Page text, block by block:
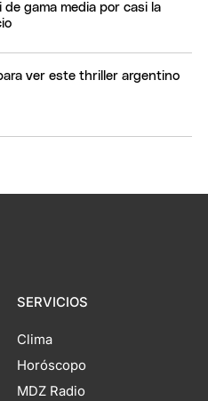
de gama media por casi la
ver este thriller argentino
SERVICIOS
Clima
Horóscopo
MDZ Radio